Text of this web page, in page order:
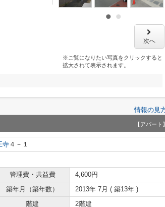
次へ
※ご覧になりたい写真をクリックすると
拡大されて表示されます。
情報の見
【アパート】
寺４－１
管理費・共益費
4,600円
築年月（築年数）
2013年 7月 ( 築13年 )
階建 2階建